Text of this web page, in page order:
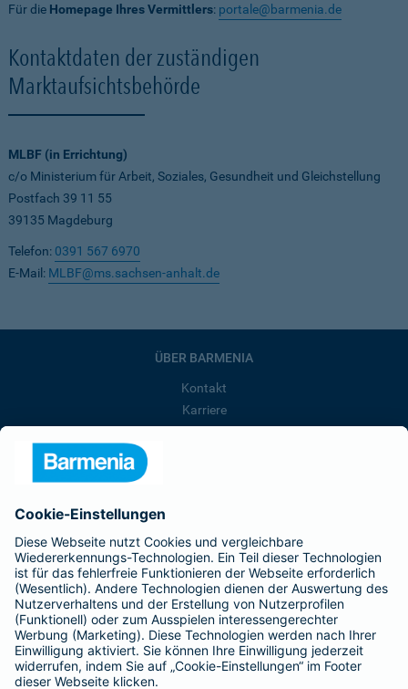
Für die Homepage Ihres Vermittlers: portale@barmenia.de
Kontaktdaten der zuständigen
Marktaufsichtsbehörde
MLBF (in Errichtung)
c/o Ministerium für Arbeit, Soziales, Gesundheit und Gleichstellung
Postfach 39 11 55
39135 Magdeburg
Telefon: 0391 567 6970
E-Mail: MLBF@ms.sachsen-anhalt.de
ÜBER BARMENIA
Kontakt
Karriere
Presse
Barmenia ist Teil der BarmeniaGothaer
BELIEBTE SEITEN
Kranken-Zusatzversicherung
Tierversicherungen
Haftpflichtversicherung
Hausratversicherung